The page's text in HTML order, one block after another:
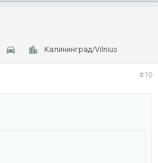
Калининград/Vilnius
#10